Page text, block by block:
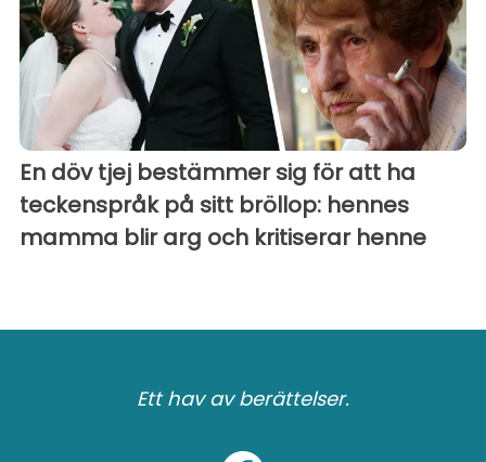
En döv tjej bestämmer sig för att ha
teckenspråk på sitt bröllop: hennes
mamma blir arg och kritiserar henne
Ett hav av berättelser.